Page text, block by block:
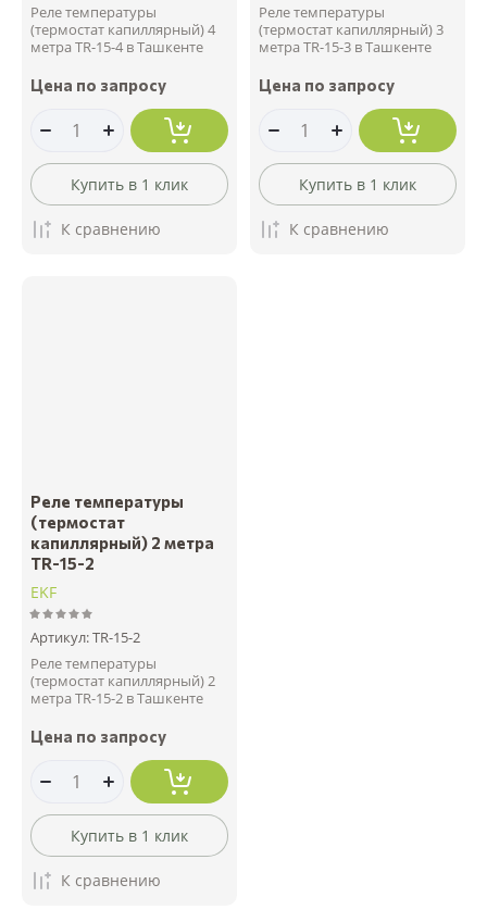
Реле температуры
(термостат капиллярный) 4
метра TR-15-4 в Ташкенте
Цена по запросу
Купить в 1 клик
К сравнению
Реле температуры
(термостат капиллярный) 3
метра TR-15-3 в Ташкенте
Цена по запросу
Купить в 1 клик
К сравнению
Реле температуры
(термостат
капиллярный) 2 метра
TR-15-2
EKF
Артикул:TR-15-2
Реле температуры
(термостат капиллярный) 2
метра TR-15-2 в Ташкенте
Цена по запросу
Купить в 1 клик
К сравнению